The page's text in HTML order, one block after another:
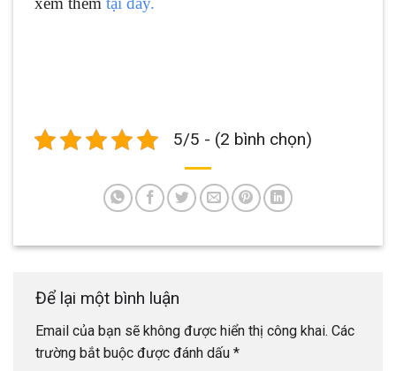
5/5 - (2 bình chọn)
Để lại một bình luận
Email của bạn sẽ không được hiển thị công khai. Các
trường bắt buộc được đánh dấu *